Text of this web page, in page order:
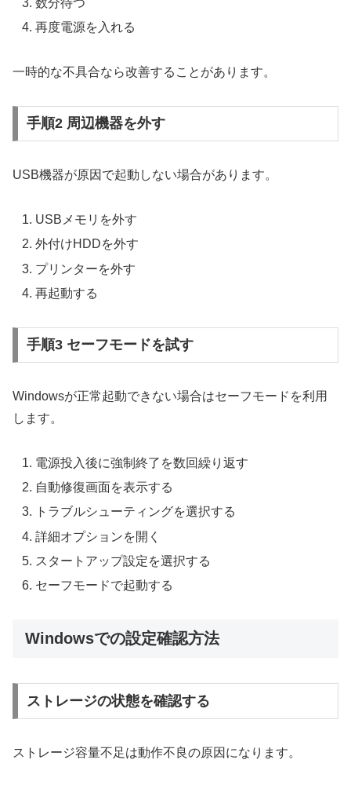
再度電源を入れる
一時的な不具合なら改善することがあります。
手順2 周辺機器を外す
USB機器が原因で起動しない場合があります。
USBメモリを外す
外付けHDDを外す
プリンターを外す
再起動する
手順3 セーフモードを試す
Windowsが正常起動できない場合はセーフモードを利用
します。
電源投入後に強制終了を数回繰り返す
自動修復画面を表示する
トラブルシューティングを選択する
詳細オプションを開く
スタートアップ設定を選択する
セーフモードで起動する
Windowsでの設定確認方法
ストレージの状態を確認する
ストレージ容量不足は動作不良の原因になります。